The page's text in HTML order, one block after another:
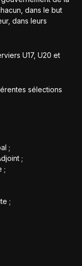
dans le but
dans leurs
U17, U20 et
sélections
;
;
;
;